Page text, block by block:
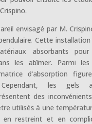
envisagé par M.
Cette
absorbants
les abîmer. Parmi les
d’absorption
Cependant, les gels
des
utilisés à une
restreint et en